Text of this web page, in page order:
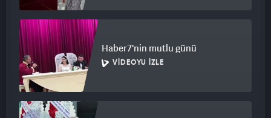
Haber7'nin mutlu günü
VIDEOYU İZLE